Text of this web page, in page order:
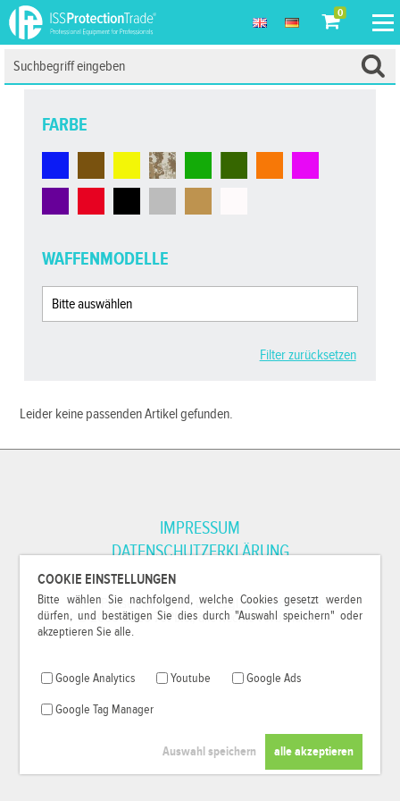
COOKIE EINSTELLUNGEN
Bitte wählen Sie nachfolgend, welche Cookies gesetzt werden
dürfen, und bestätigen Sie dies durch "Auswahl speichern" oder
akzeptieren Sie alle.
Google Analytics Youtube Google Ads
Google Tag Manager
0
FARBE
WAFFENMODELLE
Filter zurücksetzen
Leider keine passenden Artikel gefunden.
IMPRESSUM
DATENSCHUTZERKLÄRUNG
*Alle Preise inkl. MwSt. und zzgl.Versandkosten
© 2000-2026 79Pixel, alle Rechte vorbehalten.